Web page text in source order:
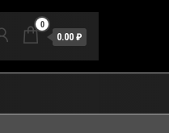
0
0.00 ₽